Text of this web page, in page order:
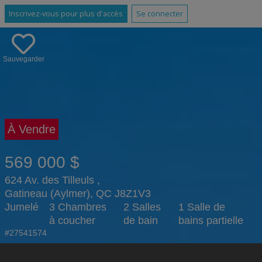
Inscrivez-vous pour plus d'accès Se connecter
Sauvegarder
À Vendre
569 000 $
624 Av. des Tilleuls ,
Gatineau (Aylmer), QC J8Z1V3
Jumelé
3 Chambres
à coucher
2 Salles
de bain
1 Salle de
bains partielle
#27541574